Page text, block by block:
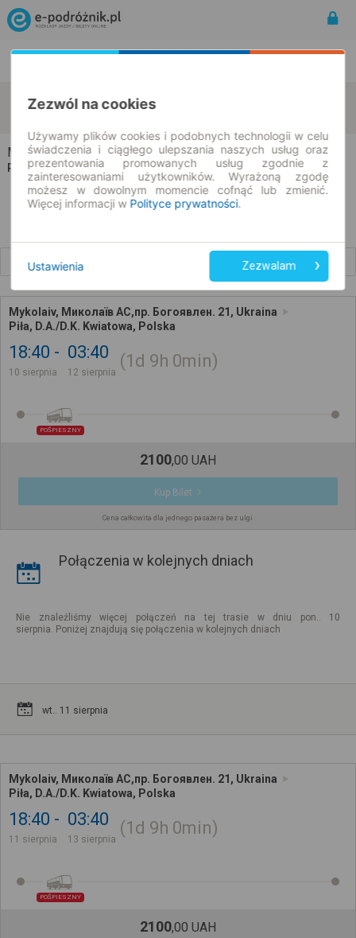
Mykolaiv
Piła
Mykolaiv → Piła
Rozkład jazdy i bilety
Mykolaiv, Миколаїв АС,пр. Богоявлен. 21, Ukraina
Piła, D.A./D.K. Kwiatowa, Polska
18:40
10 sierpnia
03:40
12 sierpnia
1d 9h 0min
POŚPIESZNY
2100,00 UAH
Kup Bilet
Cena całkowita dla jednego pasażera bez ulgi
Połączenia w kolejnych dniach
Nie znaleźliśmy więcej połączeń na tej trasie w dniu pon.. 10
sierpnia. Poniżej znajdują się połączenia w kolejnych dniach
wt.. 11 sierpnia
Mykolaiv, Миколаїв АС,пр. Богоявлен. 21, Ukraina
Piła, D.A./D.K. Kwiatowa, Polska
18:40
11 sierpnia
03:40
13 sierpnia
1d 9h 0min
POŚPIESZNY
2100,00 UAH
Zezwól na cookies
Używamy plików cookies i podobnych technologii w celu
świadczenia i ciągłego ulepszania naszych usług oraz
prezentowania promowanych usług zgodnie z
zainteresowaniami użytkowników. Wyrażoną zgodę
możesz w dowolnym momencie cofnąć lub zmienić.
Więcej informacji w Polityce prywatności.
Ustawienia Zezwalam